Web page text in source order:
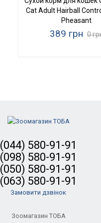
Cat Adult Hairball
Pheasant
389 грн 0
(044) 580-91-91
(098) 580-91-91
(050) 580-91-91
(063) 580-91-91
Замовити дзвінок
Зоомагазин ТОБА